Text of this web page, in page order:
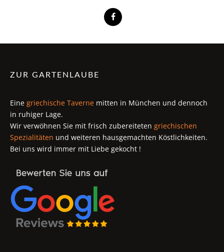
ZUR GARTENLAUBE
Eine griechische Taverne mitten in München und dennoch
in ruhiger Lage.
Wir verwöhnen Sie mit frisch zubereiteten griechischen
Spezialitäten und weiteren hausgemachten Köstlichkeiten.
Bei uns wird immer mit Liebe gekocht !